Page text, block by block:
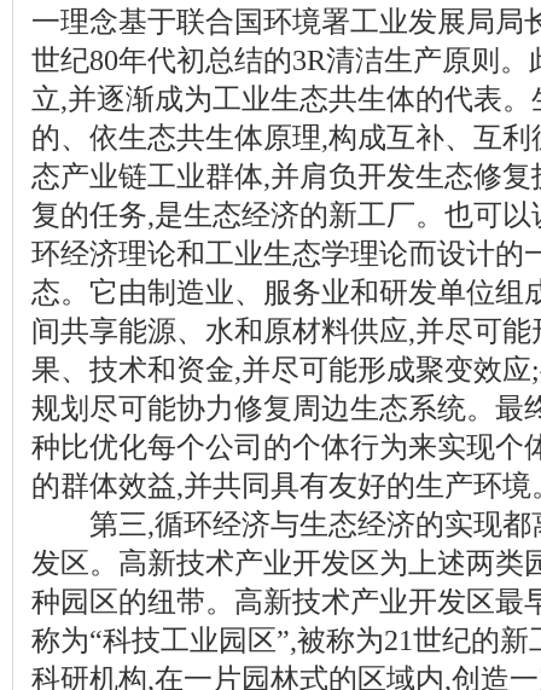
一理念基于联合国环境署工业发展局局
世纪80年代初总结的3R清洁生产原则
立,并逐渐成为工业生态共生体的代表
的、依生态共生体原理,构成互补、互
态产业链工业群体,并肩负开发生态修
复的任务,是生态经济的新工厂。也可
环经济理论和工业生态学理论而设计的
态。它由制造业、服务业和研发单位组
间共享能源、水和原材料供应,并尽可
果、技术和资金,并尽可能形成聚变效
规划尽可能协力修复周边生态系统。最
种比优化每个公司的个体行为来实现个
的群体效益,并共同具有友好的生产环境
第三,循环经济与生态经济的实现都
发区。高新技术产业开发区为上述两类
种园区的纽带。高新技术产业开发区最
称为“科技工业园区”,被称为21世纪的
科研机构,在一片园林式的区域内,创造